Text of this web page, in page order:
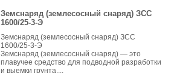
Земснаряд (землесосный снаряд) ЗСС
1600/25-3-Э
Земснаряд (землесосный снаряд) ЗСС
1600/25-3-Э
Земснаряд (землесосный снаряд) — это
плавучее средство для подводной разработки
и выемки грунта,...